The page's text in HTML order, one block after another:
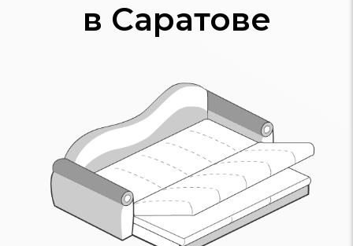
в Саратове